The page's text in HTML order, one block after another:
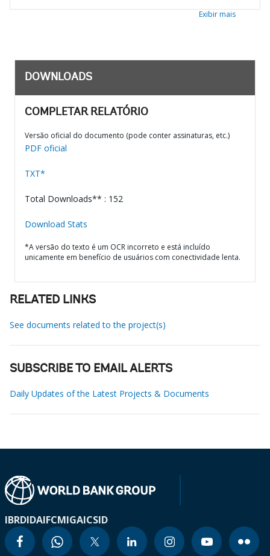
Exibir mais
DOWNLOADS
COMPLETAR RELATÓRIO
Versão oficial do documento (pode conter assinaturas, etc.)
PDF oficial
TXT*
Total Downloads** : 152
Download Stats
*A versão do texto é um OCR incorreto e está incluído
unicamente em benefício de usuários com conectividade lenta.
RELATED LINKS
See documents related to the project(s)
SUBSCRIBE TO EMAIL ALERTS
Daily Updates of the Latest Projects & Documents
IBRDIDAIFCMIGAICSID